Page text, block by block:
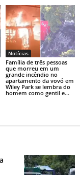
Notícias
Família de três pessoas
que morreu em um
grande incêndio no
apartamento da vovó em
Wiley Park se lembra do
homem como gentil e...